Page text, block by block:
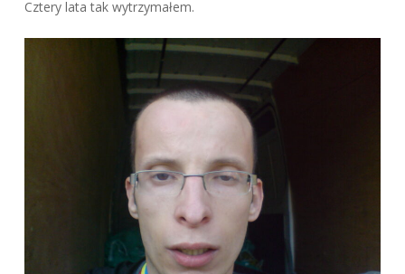
Cztery lata tak wytrzymałem.